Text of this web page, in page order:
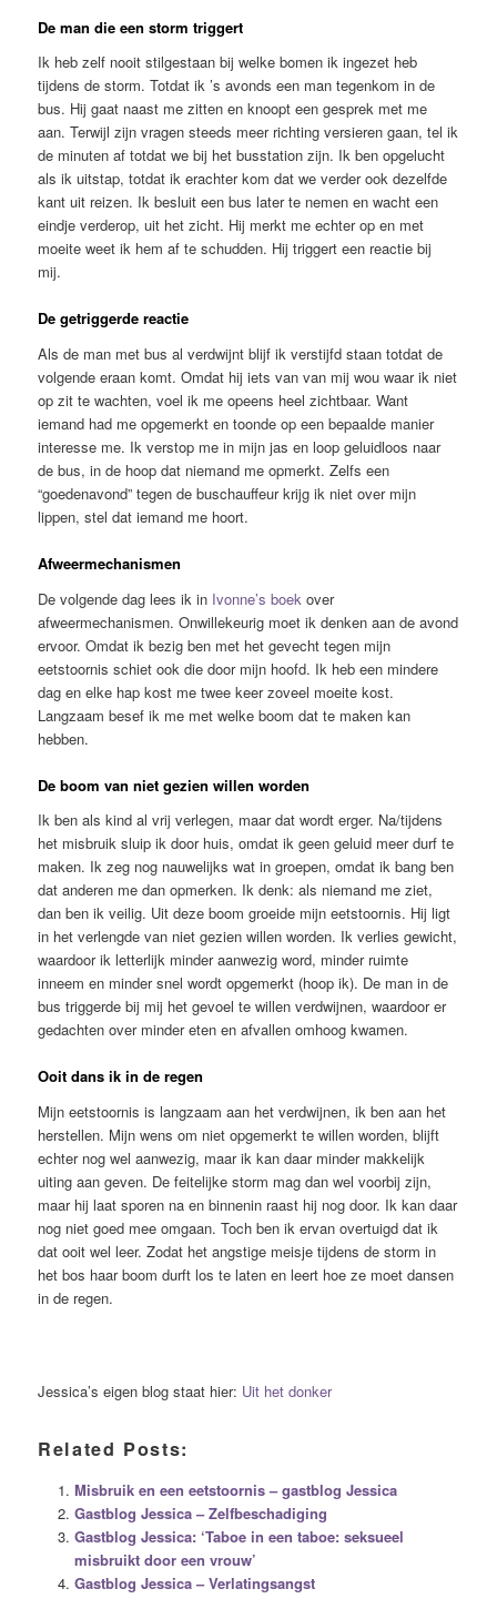
De man die een storm triggert
Ik heb zelf nooit stilgestaan bij welke bomen ik ingezet heb
tijdens de storm. Totdat ik ’s avonds een man tegenkom in de
bus. Hij gaat naast me zitten en knoopt een gesprek met me
aan. Terwijl zijn vragen steeds meer richting versieren gaan, tel ik
de minuten af totdat we bij het busstation zijn. Ik ben opgelucht
als ik uitstap, totdat ik erachter kom dat we verder ook dezelfde
kant uit reizen. Ik besluit een bus later te nemen en wacht een
eindje verderop, uit het zicht. Hij merkt me echter op en met
moeite weet ik hem af te schudden. Hij triggert een reactie bij
mij.
De getriggerde reactie
Als de man met bus al verdwijnt blijf ik verstijfd staan totdat de
volgende eraan komt. Omdat hij iets van van mij wou waar ik niet
op zit te wachten, voel ik me opeens heel zichtbaar. Want
iemand had me opgemerkt en toonde op een bepaalde manier
interesse me. Ik verstop me in mijn jas en loop geluidloos naar
de bus, in de hoop dat niemand me opmerkt. Zelfs een
“goedenavond” tegen de buschauffeur krijg ik niet over mijn
lippen, stel dat iemand me hoort.
Afweermechanismen
De volgende dag lees ik in Ivonne’s boek over
afweermechanismen. Onwillekeurig moet ik denken aan de avond
ervoor. Omdat ik bezig ben met het gevecht tegen mijn
eetstoornis schiet ook die door mijn hoofd. Ik heb een mindere
dag en elke hap kost me twee keer zoveel moeite kost.
Langzaam besef ik me met welke boom dat te maken kan
hebben.
De boom van niet gezien willen worden
Ik ben als kind al vrij verlegen, maar dat wordt erger. Na/tijdens
het misbruik sluip ik door huis, omdat ik geen geluid meer durf te
maken. Ik zeg nog nauwelijks wat in groepen, omdat ik bang ben
dat anderen me dan opmerken. Ik denk: als niemand me ziet,
dan ben ik veilig. Uit deze boom groeide mijn eetstoornis. Hij ligt
in het verlengde van niet gezien willen worden. Ik verlies gewicht,
waardoor ik letterlijk minder aanwezig word, minder ruimte
inneem en minder snel wordt opgemerkt (hoop ik). De man in de
bus triggerde bij mij het gevoel te willen verdwijnen, waardoor er
gedachten over minder eten en afvallen omhoog kwamen.
Ooit dans ik in de regen
Mijn eetstoornis is langzaam aan het verdwijnen, ik ben aan het
herstellen. Mijn wens om niet opgemerkt te willen worden, blijft
echter nog wel aanwezig, maar ik kan daar minder makkelijk
uiting aan geven. De feitelijke storm mag dan wel voorbij zijn,
maar hij laat sporen na en binnenin raast hij nog door. Ik kan daar
nog niet goed mee omgaan. Toch ben ik ervan overtuigd dat ik
dat ooit wel leer. Zodat het angstige meisje tijdens de storm in
het bos haar boom durft los te laten en leert hoe ze moet dansen
in de regen.
Jessica’s eigen blog staat hier: Uit het donker
Related Posts:
Misbruik en een eetstoornis – gastblog Jessica
Gastblog Jessica – Zelfbeschadiging
Gastblog Jessica: ‘Taboe in een taboe: seksueel
misbruikt door een vrouw’
Gastblog Jessica – Verlatingsangst